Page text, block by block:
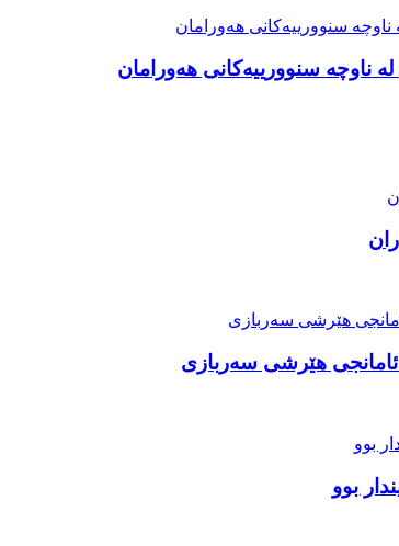
ناوچە سنوورییەکانی هەورامان
ئامانجی هێرشی سەربازی